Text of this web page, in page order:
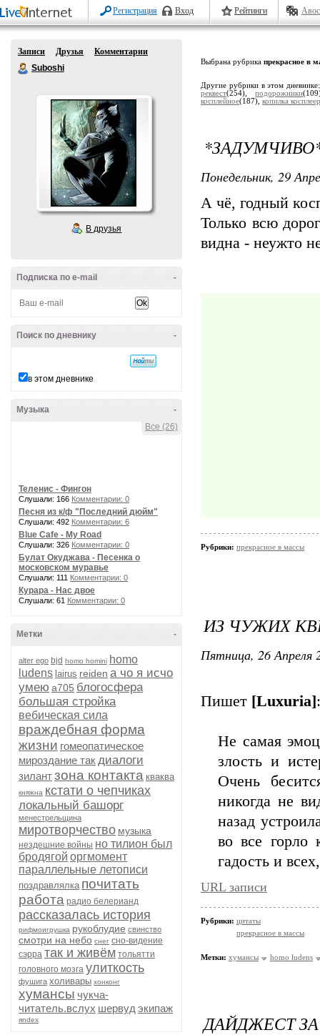
Регистрация Вход Рейтинги
Записи Друзья
Комментарии
Suboshi
В друзья
-
Подписка по e-mail
-
Поиск по дневнику
в этом дневнике
-
Музыка
Все (26)
Теленис - Фингон
Слушали: 166 Комментарии: 0
Песня из к/ф "Последний дюйм"
Слушали: 492 Комментарии: 6
Blue Cafe - My Road
Слушали: 326 Комментарии: 0
Булат Окуджава - Песенка о
московском муравье
Слушали: 111 Комментарии: 0
Курара - Нас двое
Слушали: 61 Комментарии: 0
-
Метки
alter ego bjd homo homini homo
ludens lairus reiden а чо я исчо
умею а705 блогосфера
большая стройка
вебическая сила
враждебная форма
жизни гомеопатическое
мироздание такдиалоги
зилантзона контакта кваква
княжна кстати о чепчиках
локальный башорг
менестрельщина
миротворчество музыка
нездешние войны но тилион был
бродягой оргмомент
параллельные летописи
поздравлялка почитать
работа радио белерианд
рассказалась история
рифмоигрушка рукоблудие свинство
смотри на небо снег сно-видение
сэрра так и живём тольятти
головного мозга улиткость
фушига холивары хонконг
хумансы чукча-
читатель.вслух шервуд экипаж
яndex
Выбрана рубрика прекрасное в
Другие рубрики в этом
реквест(254),подорожники
косплейное(187), копилка
Понедельник, 29
А чё, годный
Только всю
видна - неужто
Рубрики: прекрасное в массы
ИЗ ЧУЖИХ
Пятница, 26 Апреля
Пишет [Luxuria]:
Не самая
злость и
Очень
никогда не
назад
во все горло
гадость и
URL записи
Рубрики: цитаты
прекрасное в массы
Метки: хумансы homo ludens
ДАЙДЖЕСТ